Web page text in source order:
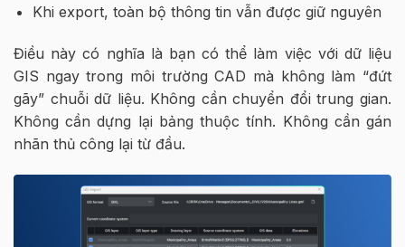
Khi export, toàn bộ thông tin vẫn được giữ nguyên
Điều này có nghĩa là bạn có thể làm việc với dữ liệu
GIS ngay trong môi trường CAD mà không làm “đứt
gãy” chuỗi dữ liệu. Không cần chuyển đổi trung gian.
Không cần dựng lại bảng thuộc tính. Không cần gán
nhãn thủ công lại từ đầu.